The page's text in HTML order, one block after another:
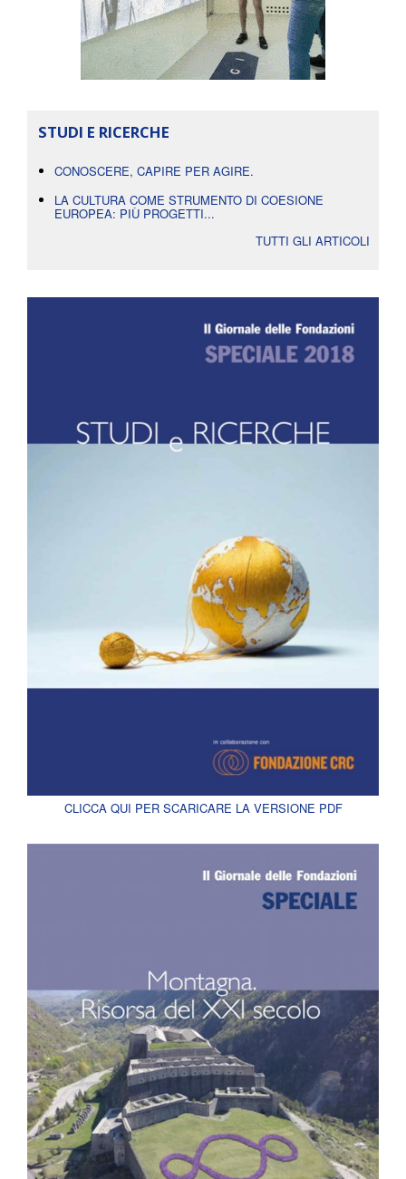
STUDI E RICERCHE
CONOSCERE, CAPIRE PER AGIRE.
LA CULTURA COME STRUMENTO DI COESIONE
EUROPEA: PIÙ PROGETTI...
TUTTI GLI ARTICOLI
CLICCA QUI PER SCARICARE LA VERSIONE PDF